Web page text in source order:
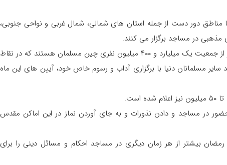
مناطق دور دست از جمله استان های شمالی، شمال غربی و نواحی جنوبی،
مذهبی در مساجد برگزار می کنند.
بر اساس آمارهای رسمی اعلام شده، حدود ۲۳ میلیون نفر از جمعیت یک میلیارد و ۴۰۰ میلیون نفری چین مسلمان هستند که در نقاط
سایر مسلمانان دنیا با برگزاری آداب و رسوم خاص خود، آیین های این ماه
در مساجد و دادن نذورات و به جای آوردن نماز در این اماکن مقدس
بیشتر از هر زمان دیگری در مساجد احکام و مسائل دینی را برای